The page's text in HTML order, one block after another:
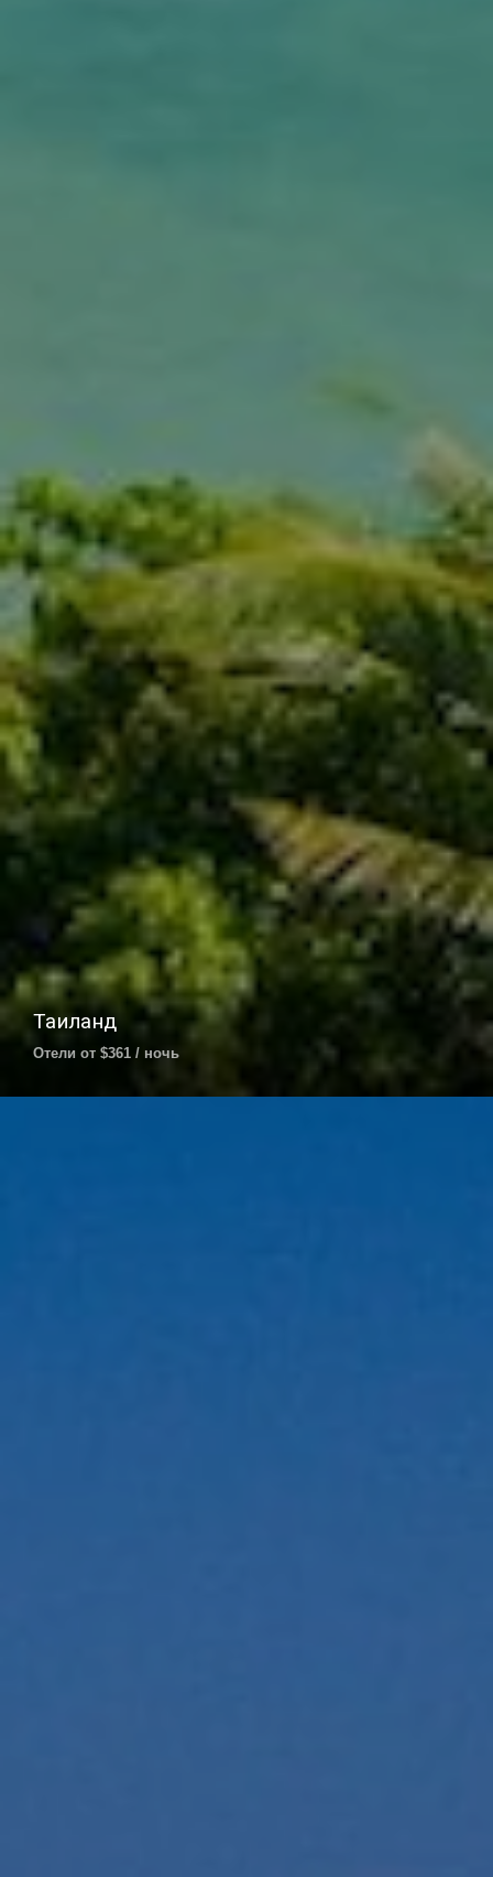
Таиланд
Отели от $361 / ночь